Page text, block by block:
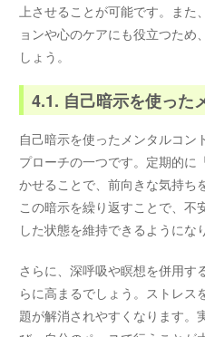
上させることが可能です。ま
ョンや心のケアにも役立つた
しょう。
4.1. 自己暗示を使った
自己暗示を使ったメンタルコン
プローチの一つです。定期的に
かせることで、前向きな気持ち
この暗示を繰り返すことで、不
した状態を維持できるようにな
さらに、深呼吸や瞑想を併用す
らに高まるでしょう。ストレス
題が解消されやすくなります。